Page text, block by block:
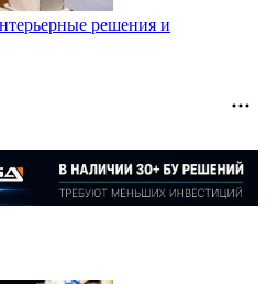
решения и